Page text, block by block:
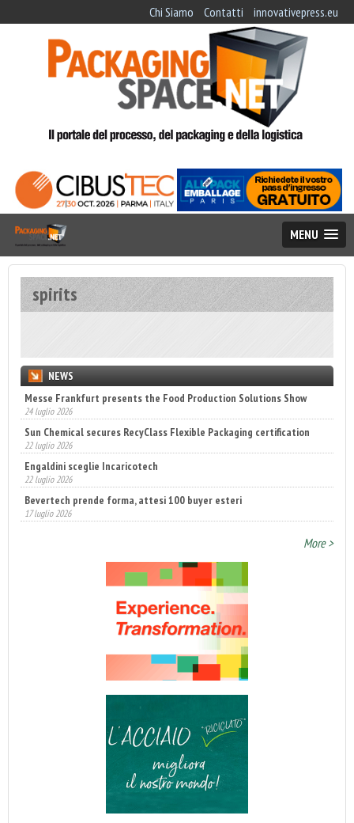
Chi Siamo Contatti innovativepress.eu
MENU
spirits
NEWS
Messe Frankfurt presents the Food Production Solutions Show
24 luglio 2026
Sun Chemical secures RecyClass Flexible Packaging certification
22 luglio 2026
Engaldini sceglie Incaricotech
22 luglio 2026
Bevertech prende forma, attesi 100 buyer esteri
17 luglio 2026
Annunciati i finalisti dei Diamonds Awards 2026 di FTA Europe
More >